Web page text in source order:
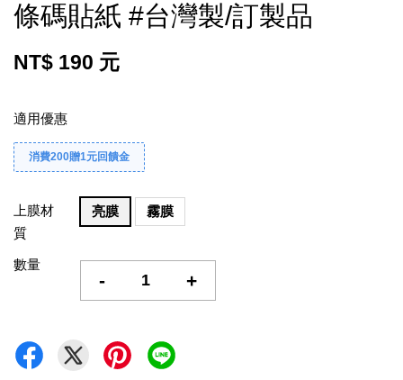
條碼貼紙 #台灣製/訂製品
NT$ 190 元
適用優惠
消費200贈1元回饋金
上膜材
質
亮膜 霧膜
數量
- +